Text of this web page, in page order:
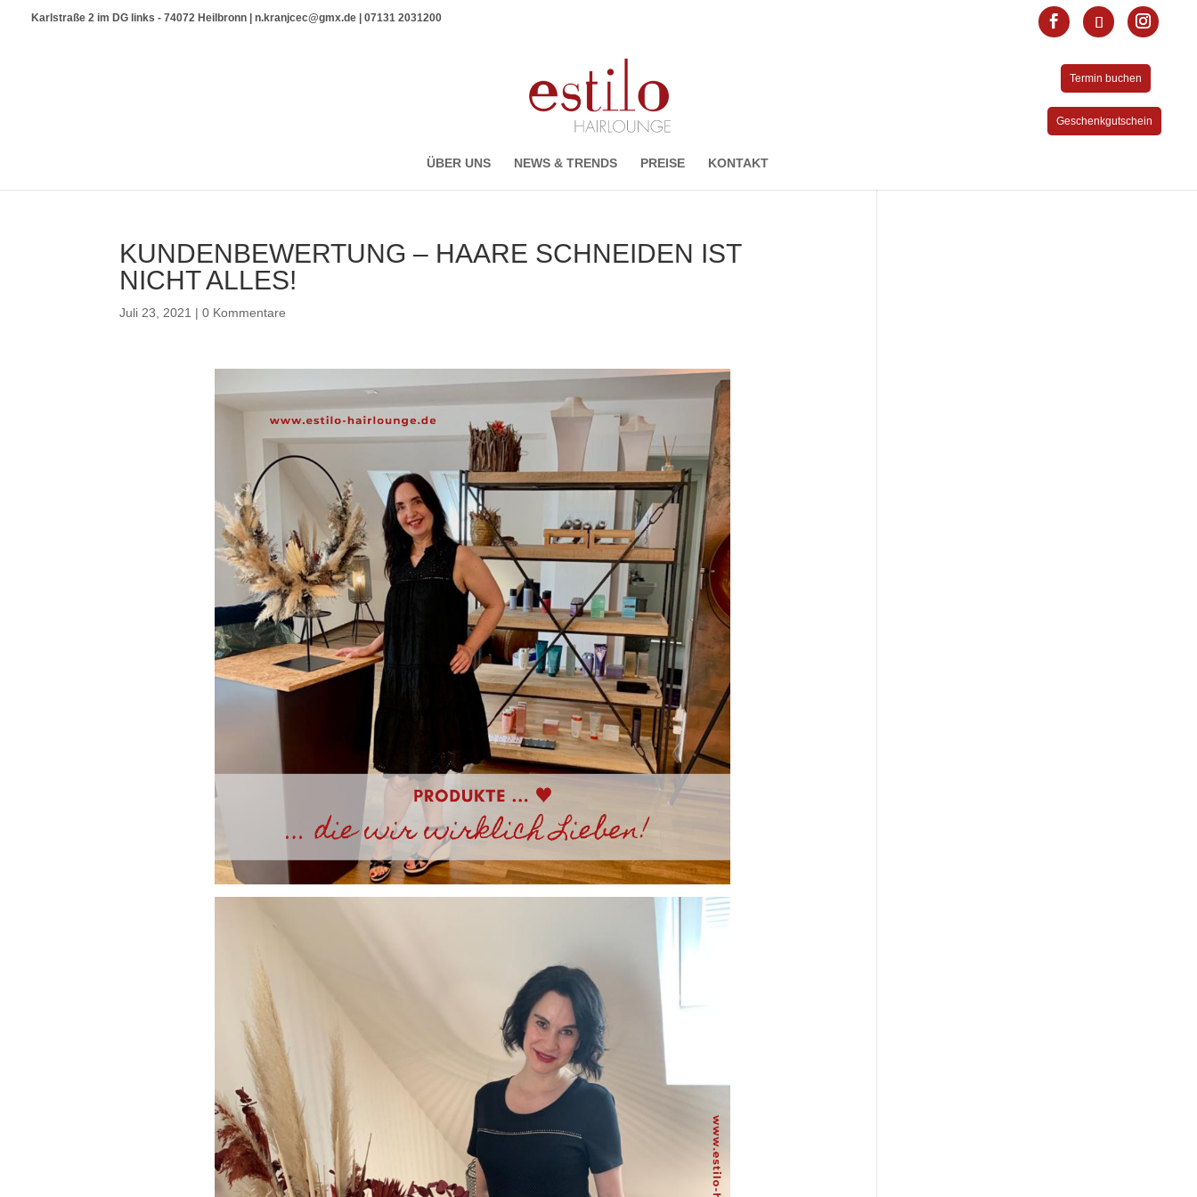
Karlstraße 2 im DG links - 74072 Heilbronn | n.kranjcec@gmx.de | 07131 2031200
Termin buchen
Geschenkgutschein
ÜBER UNS NEWS & TRENDS PREISE KONTAKT
KUNDENBEWERTUNG – HAARE SCHNEIDEN IST
NICHT ALLES!
Juli 23, 2021 |0 Kommentare